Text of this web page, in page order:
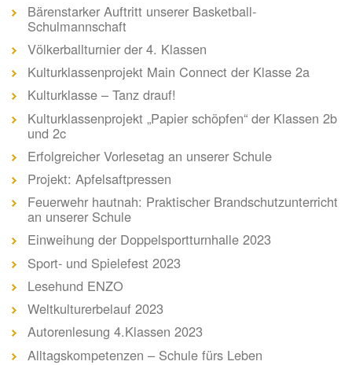
Bärenstarker Auftritt unserer Basketball-
Schulmannschaft
Völkerballturnier der 4. Klassen
Kulturklassenprojekt Main Connect der Klasse 2a
Kulturklasse – Tanz drauf!
Kulturklassenprojekt „Papier schöpfen“ der Klassen 2b
und 2c
Erfolgreicher Vorlesetag an unserer Schule
Projekt: Apfelsaftpressen
Feuerwehr hautnah: Praktischer Brandschutzunterricht
an unserer Schule
Einweihung der Doppelsportturnhalle 2023
Sport- und Spielefest 2023
Lesehund ENZO
Weltkulturerbelauf 2023
Autorenlesung 4.Klassen 2023
Alltagskompetenzen – Schule fürs Leben